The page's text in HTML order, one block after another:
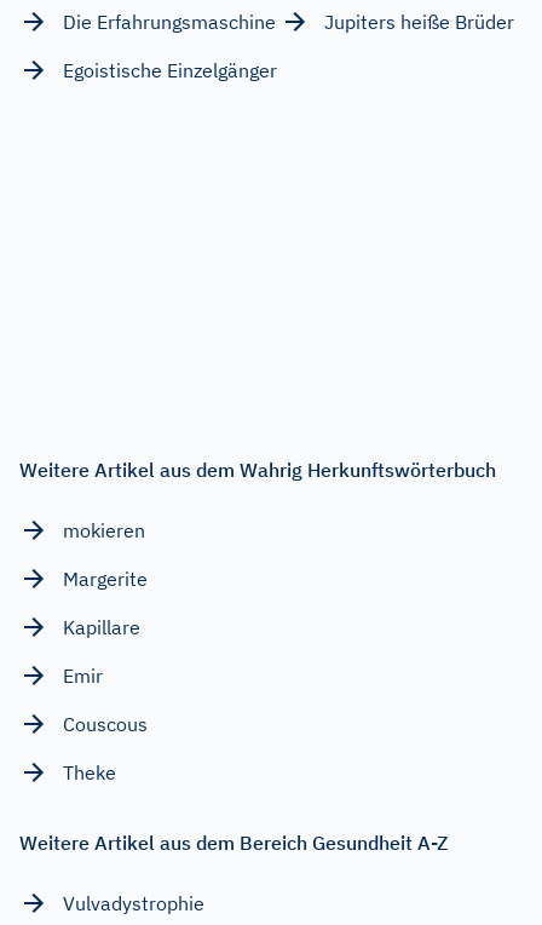
Die Erfahrungsmaschine
Jupiters heiße Brüder
Egoistische Einzelgänger
Weitere Artikel aus dem Wahrig Herkunftswörterbuch
mokieren
Margerite
Kapillare
Emir
Couscous
Theke
Weitere Artikel aus dem Bereich Gesundheit A-Z
Vulvadystrophie